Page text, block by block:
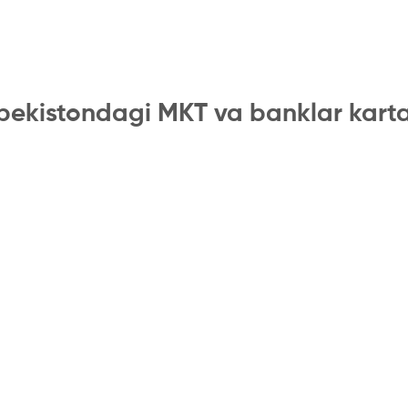
MKT va banklar